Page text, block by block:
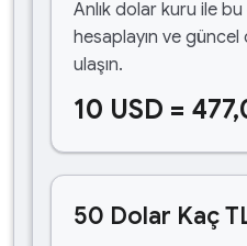
Anlık dolar kuru ile bu
hesaplayın ve
ulaşın.
10 USD =
50 Dolar Kaç